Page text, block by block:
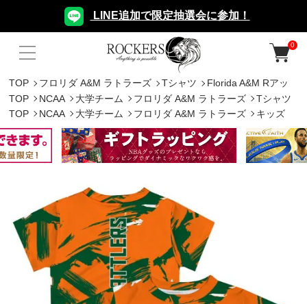
LINE追加で限定抽選会に参加！
0
TOP フロリダ A&M ラトラーズ Tシャツ
Florida A&M Rアッ
TOP
NCAA 大学チーム フロリダ A&M ラトラーズ
Tシャツ
TOP
NCAA 大学チーム フロリダ A&M ラトラーズ キッズ